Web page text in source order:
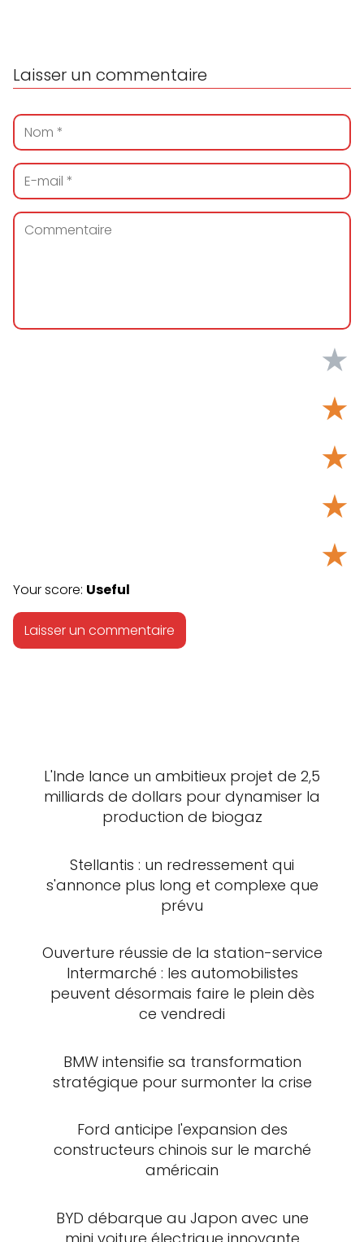
Laisser un commentaire
★
★
★
★
★
Your score: Useful
L'Inde lance un ambitieux projet de 2,5
milliards de dollars pour dynamiser la
production de biogaz
Stellantis : un redressement qui
s'annonce plus long et complexe que
prévu
Ouverture réussie de la station-service
Intermarché : les automobilistes
peuvent désormais faire le plein dès
ce vendredi
BMW intensifie sa transformation
stratégique pour surmonter la crise
Ford anticipe l'expansion des
constructeurs chinois sur le marché
américain
BYD débarque au Japon avec une